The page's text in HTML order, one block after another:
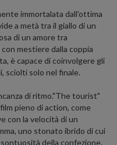
immortalata dall'ottima
a metà tra il giallo di un
di un amore tra
mestiere dalla coppia
è capace di coinvolgere gli
sciolti solo nel finale.
di ritmo."The tourist"
pieno di action, come
con la velocità di un
uno stonato ibrido di cui
della confezione.